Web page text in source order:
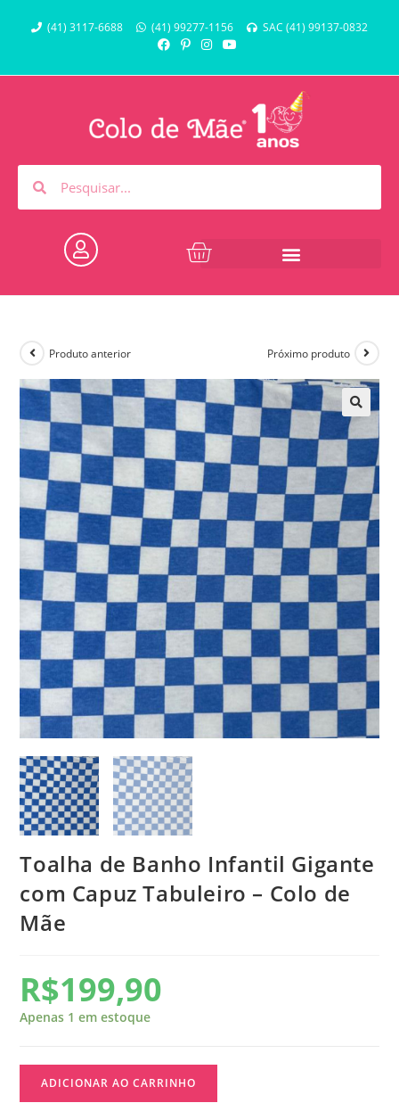
(41) 3117-6688 (41) 99277-1156 SAC (41) 99137-0832
Produto anterior Próximo produto
Toalha de Banho Infantil Gigante
com Capuz Tabuleiro – Colo de
Mãe
R$199,90
Apenas 1 em estoque
ADICIONAR AO CARRINHO